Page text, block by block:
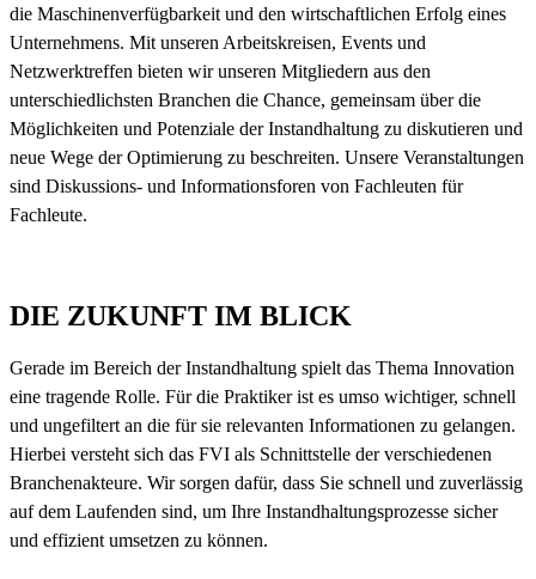
die Maschinenverfügbarkeit und den wirtschaftlichen Erfolg eines
Unternehmens. Mit unseren Arbeitskreisen, Events und
Netzwerktreffen bieten wir unseren Mitgliedern aus den
unterschiedlichsten Branchen die Chance, gemeinsam über die
Möglichkeiten und Potenziale der Instandhaltung zu diskutieren und
neue Wege der Optimierung zu beschreiten. Unsere Veranstaltungen
sind Diskussions- und Informationsforen von Fachleuten für
Fachleute.
DIE ZUKUNFT IM BLICK
Gerade im Bereich der Instandhaltung spielt das Thema Innovation
eine tragende Rolle. Für die Praktiker ist es umso wichtiger, schnell
und ungefiltert an die für sie relevanten Informationen zu gelangen.
Hierbei versteht sich das FVI als Schnittstelle der verschiedenen
Branchenakteure. Wir sorgen dafür, dass Sie schnell und zuverlässig
auf dem Laufenden sind, um Ihre Instandhaltungsprozesse sicher
und effizient umsetzen zu können.